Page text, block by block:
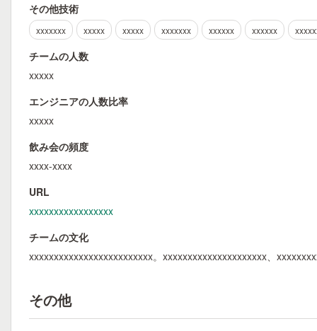
その他技術
xxxxxxx xxxxx xxxxx xxxxxxx xxxxxx xxxxxx
チームの人数
xxxxx
エンジニアの人数比率
xxxxx
飲み会の頻度
xxxx-xxxx
URL
xxxxxxxxxxxxxxxxx
チームの文化
xxxxxxxxxxxxxxxxxxxxxxxxx。xxxxxxxxxxxxxxxxxxxxx、
その他